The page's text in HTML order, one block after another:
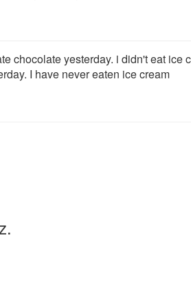
chocolate yesterday. i didn't eat ice
I have never eaten ice cream